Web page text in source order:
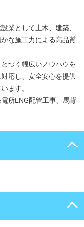
業として土木、建築、
な施工力による高品質
づく幅広いノウハウを
応し、安全安心を提供
ます。
所LNG配管工事、馬背